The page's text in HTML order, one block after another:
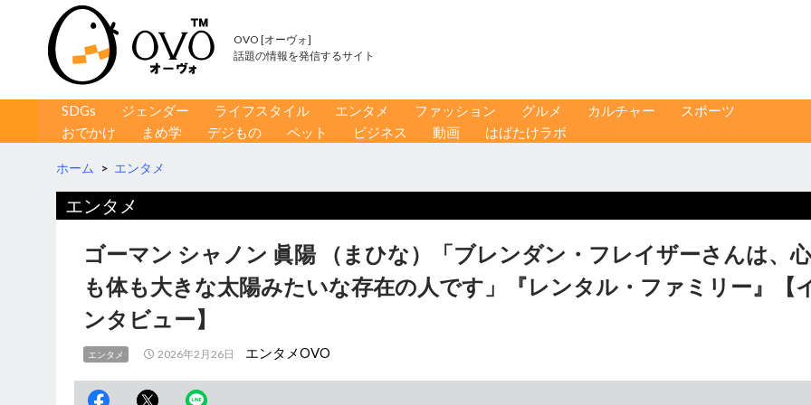
OVO [オーヴォ]
話題の情報を発信するサイト
コンテンツへ移動
SDGs ジェンダー ライフスタイル エンタメ ファッション グルメ カルチャー
スポーツ
おでかけ
まめ学 デジもの ペット ビジネス 動画 はばたけラボ
ホーム > エンタメ
エンタメ
ゴーマン シャノン 眞陽 （まひな）「ブレンダン・フレイザーさんは、心
も体も大きな太陽みたいな存在の人です」『レンタル・ファミリー』【
ンタビュー】
エンタメ 2026年2月26日 エンタメOVO